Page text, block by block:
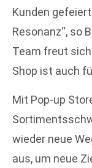
Kunden
Resonanz“, so
Team freut
Shop ist auch
Mit Pop-up
wieder neue
aus, um neue